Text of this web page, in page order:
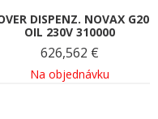
DISPENZ. NOVAX G20
OIL 230V 310000
626,562 €
Na objednávku